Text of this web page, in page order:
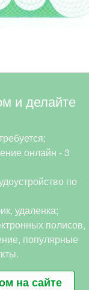
и делайте
онлайн - 3
по
удаленка;
полисов,
популярные
на сайте